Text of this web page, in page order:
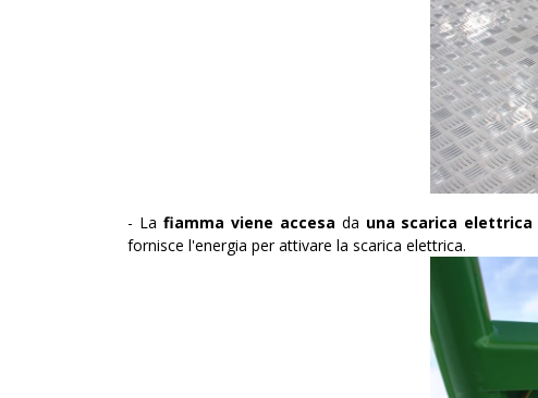
- La fiamma viene accesa da una scarica elettrica
fornisce l'energia per attivare la scarica elettrica.